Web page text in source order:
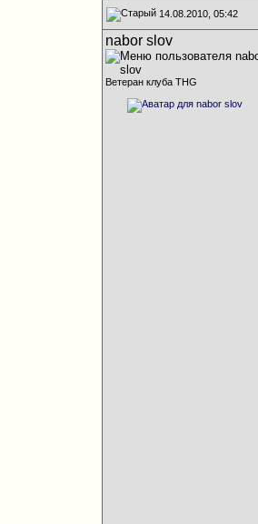
14.08.2010, 05:42
nabor slov
Ветеран клуба THG